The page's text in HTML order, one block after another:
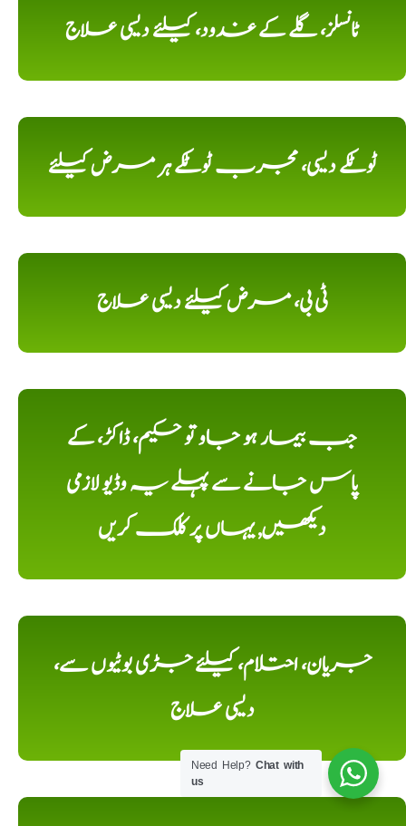
ٹانسلز، گلے کے غدود، کیلئے دیسی علاج
ٹوٹکے دیسی، مجرب ٹوٹکے ہر مرض کیلئے
ٹی بی، مرض کیلئے دیسی علاج
جب بیمار ہو جاو تو حکیم، ڈاکڑ، کے
پاس جانے سے پہلے یہ وڈیو لازمی
دیکھیں, یہاں پر کلک کریں
جریان، احتلام، کیلئے جڑی بوٹیوں سے،
دیسی علاج
Need Help?Chat with
us